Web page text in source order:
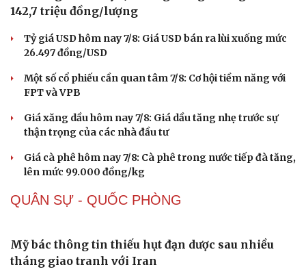
Sức khỏe
Sản phụ khoa
Nhi khoa
Đời sống
Tình yêu - Gia đình
Tìm thấy hài cốt 2 liệt sĩ ở Đà Nẵng từ thông tin nhân
Thôn có 95% đồng bào dân tộc Dao ở Lào Cai được công
THỊ TRƯỜNG